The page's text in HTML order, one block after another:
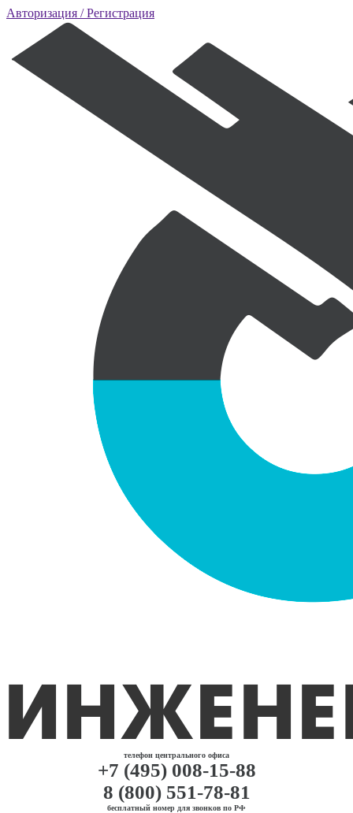
Авторизация / Регистрация
телефон центрального офиса
+7 (495) 008-15-88
8 (800) 551-78-81
бесплатный номер для звонков по РФ